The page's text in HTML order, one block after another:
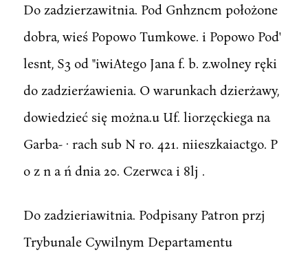
Do zadzierzawitnia. Pod Gnhzncm położone
dobra, wieś Popowo Tumkowe. i Popowo Pod'
lesnt, S3 od "iwiAtego Jana f. b. z.wolney ręki
do zadzierźawienia. O warunkach dzierżawy,
dowiedzieć się można.u Uf. liorzęckiega na
Garba- · rach sub N ro. 421. niieszkaiactgo. P
o z n a ń dnia 20. Czerwca i 8lj .
Do zadzieriawitnia. Podpisany Patron przj
Trybunale Cywilnym Departamentu